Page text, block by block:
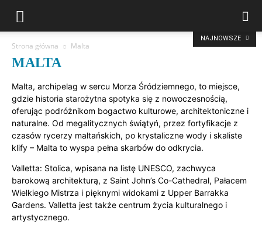
Strona główna Malta
NAJNOWSZE
MALTA
Malta, archipelag w sercu Morza Śródziemnego, to miejsce,
gdzie historia starożytna spotyka się z nowoczesnością,
oferując podróżnikom bogactwo kulturowe, architektoniczne i
naturalne. Od megalitycznych świątyń, przez fortyfikacje z
czasów rycerzy maltańskich, po krystaliczne wody i skaliste
klify – Malta to wyspa pełna skarbów do odkrycia.
Valletta: Stolica, wpisana na listę UNESCO, zachwyca
barokową architekturą, z Saint John’s Co-Cathedral, Pałacem
Wielkiego Mistrza i pięknymi widokami z Upper Barrakka
Gardens. Valletta jest także centrum życia kulturalnego i
artystycznego.